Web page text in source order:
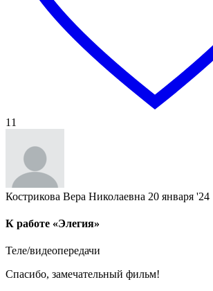
11
Кострикова Вера Николаевна 20 января '24
К работе «Элегия»
Теле/видеопередачи
Спасибо, замечательный фильм!